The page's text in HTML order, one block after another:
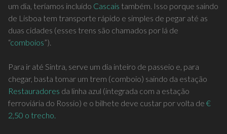
um dia, teríamos incluído Cascais também. Isso porque saindo
de Lisboa tem transporte rápido e simples de pegar até as
duas cidades (esses trens são chamados por lá de
“comboios”).
Para ir até Sintra, serve um dia inteiro de passeio e, para
chegar, basta tomar um trem (comboio) saindo da estação
Restauradores da linha azul (integrada com a estação
ferroviária do Rossio) e o bilhete deve custar por volta de €
2,50 o trecho.